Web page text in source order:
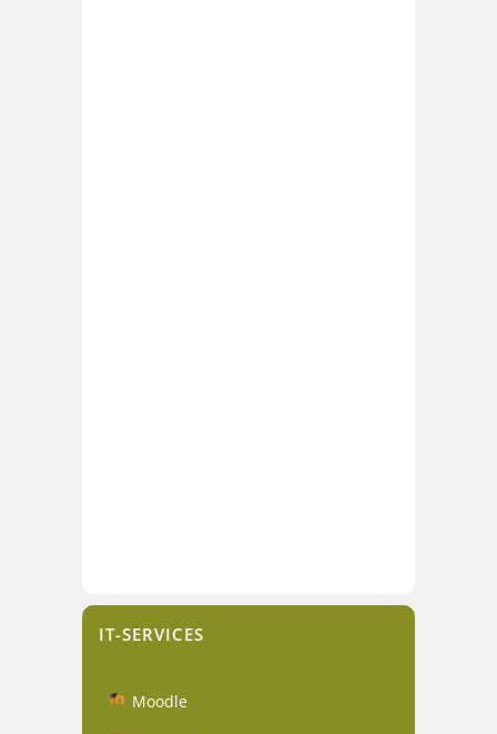
IT-SERVICES
Moodle